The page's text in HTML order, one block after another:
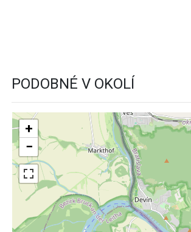
PODOBNÉ V OKOLÍ
+
−